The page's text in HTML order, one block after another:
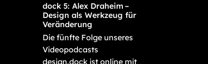
dock 5: Alex Draheim –
Design als Werkzeug für
Veränderung
Die fünfte Folge unseres
Videopodcasts
design.dock ist online mit